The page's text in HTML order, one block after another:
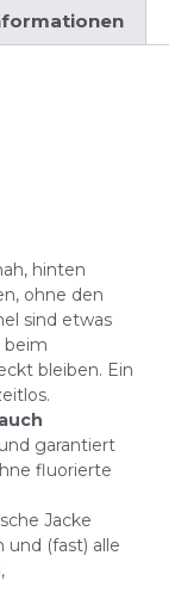
hinten
ohne den
sind etwas
beim
bleiben. Ein
garantiert
fluorierte
Jacke
und (fast) alle